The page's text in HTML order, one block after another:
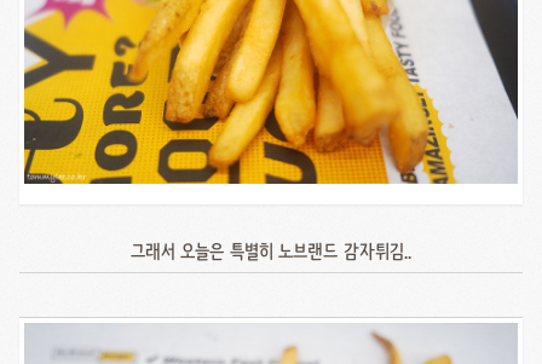
그래서 오늘은 특별히 노브랜드 감자튀김..